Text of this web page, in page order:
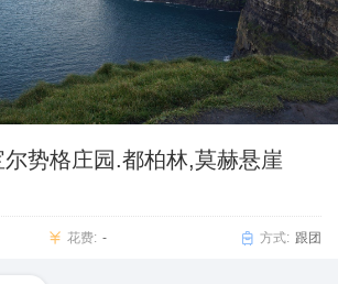
势格庄园.都柏林,莫赫悬崖
花费: - 方式: 跟团